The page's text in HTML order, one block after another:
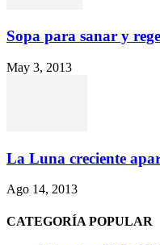
Sopa para sanar y
May 3, 2013
La Luna creciente
Ago 14, 2013
CATEGORÍA POPULAR